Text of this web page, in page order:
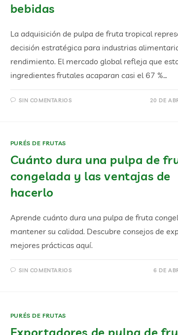
bebidas
La adquisición de pulpa de fruta tropical
decisión estratégica para industrias
rendimiento. El mercado global refleja que
ingredientes frutales acaparan casi el 67 %…
SIN COMENTARIOS 20 DE
PURÉS DE FRUTAS
Cuánto dura una pulpa de
congelada y las ventajas de
hacerlo
Aprende cuánto dura una pulpa de fruta
mantener su calidad. Descubre consejos de
mejores prácticas aquí.
SIN COMENTARIOS 6 DE
PURÉS DE FRUTAS